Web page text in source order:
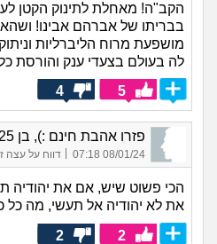
הקב"ה! מאחלת לתינוק הקטן
בבריתו של אברהם אבינו!
מושפעת מרוח הליברליות
לה בעולם בצעדי ענק והורסת
5
4
פזרו אהבת חינם :), בן 25, אורח
08/01/24 07:18 דווח על עצה
הכי פשוט שיש, אם את יהודיה
את לא יהודיה אל תעשי, מה כל
2
2